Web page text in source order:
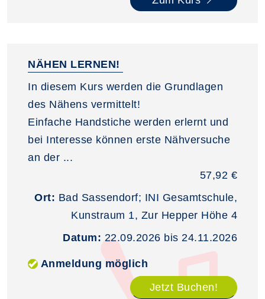
NÄHEN LERNEN!
In diesem Kurs werden die Grundlagen
des Nähens vermittelt!
Einfache Handstiche werden erlernt und
bei Interesse können erste Nähversuche
an der ...
57,92 €
Ort: Bad Sassendorf; INI Gesamtschule,
Kunstraum 1, Zur Hepper Höhe 4
Datum: 22.09.2026 bis 24.11.2026
Anmeldung möglich
Jetzt Buchen!